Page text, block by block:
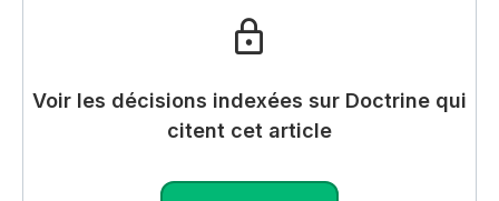
Voir les décisions indexées sur Doctrine qui
citent cet article